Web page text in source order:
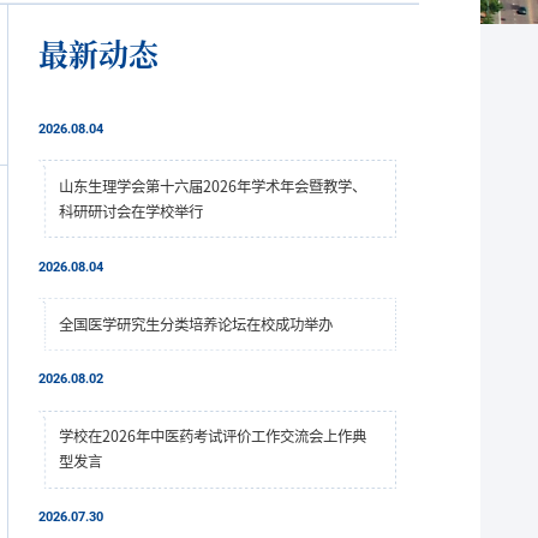
最新动态
2026.08.04
山东生理学会第十六届2026年学术年会暨教学、
科研研讨会在学校举行
2026.08.04
全国医学研究生分类培养论坛在校成功举办
2026.08.02
学校在2026年中医药考试评价工作交流会上作典
型发言
2026.07.30